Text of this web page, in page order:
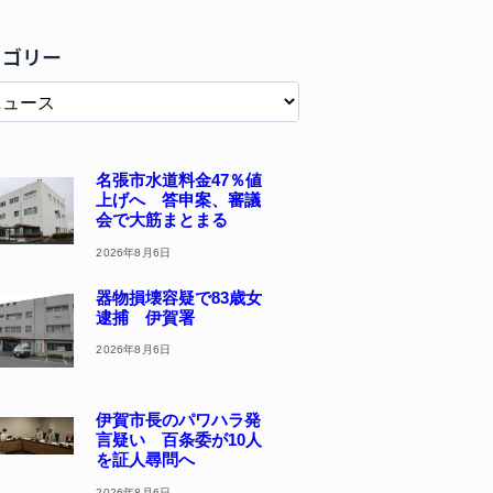
リー
名張市水道料金47％値
上げへ 答申案、審議
会で大筋まとまる
2026年8月6日
器物損壊容疑で83歳女
逮捕 伊賀署
2026年8月6日
伊賀市長のパワハラ発
言疑い 百条委が10人
を証人尋問へ